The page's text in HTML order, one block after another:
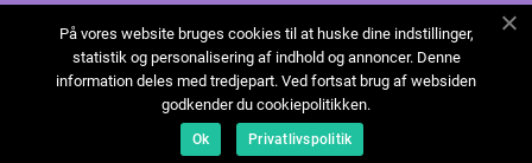
Cookies
Kontakta oss
Sitemap
På vores website bruges cookies til at huske dine indstillinger,
statistik og personalisering af indhold og annoncer. Denne
information deles med tredjepart. Ved fortsat brug af websiden
godkender du cookiepolitikken.
Ok Privatlivspolitik